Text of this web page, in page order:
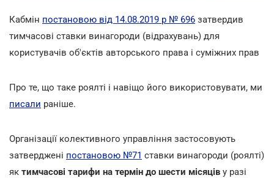
Кабмін постановою від 14.08.2019 р № 696 затвердив
тимчасові ставки винагороди (відрахувань) для
користувачів об'єктів авторського права і суміжних прав
Про те, що таке роялті і навіщо його використовувати, ми
писали раніше.
Організації колективного управління застосовують
затверджені постановою №71 ставки винагороди (роялті)
як тимчасові тарифи на термін до шести місяців у разі